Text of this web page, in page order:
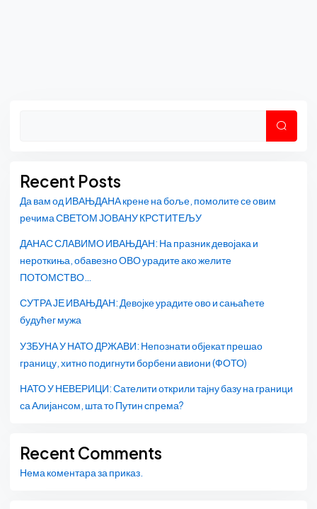
Recent Posts
Да вам од ИВАЊДАНА крене на боље, помолите се овим
речима СВЕТОМ ЈОВАНУ КРСТИТЕЉУ
ДАНАС СЛАВИМО ИВАЊДАН: На празник девојака и
нероткиња, обавезно ОВО урадите ако желите
ПОТОМСТВО…
СУТРА ЈЕ ИВАЊДАН: Девојке урадите ово и сањаћете
будућег мужа
УЗБУНА У НАТО ДРЖАВИ: Непознати објекат прешао
границу, хитно подигнути борбени авиони (ФОТО)
НАТО У НЕВЕРИЦИ: Сателити открили тајну базу на граници
са Алијансом, шта то Путин спрема?
Recent Comments
Нема коментара за приказ.